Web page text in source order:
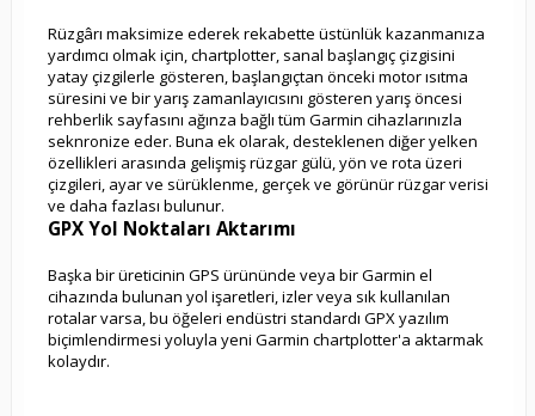
Rüzgârı maksimize ederek rekabette üstünlük kazanmanıza
yardımcı olmak için, chartplotter, sanal başlangıç ​​çizgisini
yatay çizgilerle gösteren, başlangıçtan önceki motor ısıtma
süresini ve bir yarış zamanlayıcısını gösteren yarış öncesi
rehberlik sayfasını ağınza bağlı tüm Garmin cihazlarınızla
seknronize eder. Buna ek olarak, desteklenen diğer yelken
özellikleri arasında gelişmiş rüzgar gülü, yön ve rota üzeri
çizgileri, ayar ve sürüklenme, gerçek ve görünür rüzgar verisi
ve daha fazlası bulunur.
GPX Yol Noktaları Aktarımı
Başka bir üreticinin GPS ürününde veya bir Garmin el
cihazında bulunan yol işaretleri, izler veya sık kullanılan
rotalar varsa, bu öğeleri endüstri standardı GPX yazılım
biçimlendirmesi yoluyla yeni Garmin chartplotter'a aktarmak
kolaydır.